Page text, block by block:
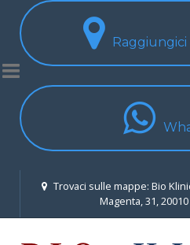
Trovaci sulle mappe: Bio
Magenta, 31,